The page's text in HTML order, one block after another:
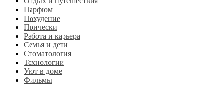
Парфюм
Похудение
Прически
Работа и карьера
Семья и дети
Стоматология
Технологии
Уют в доме
Фильмы